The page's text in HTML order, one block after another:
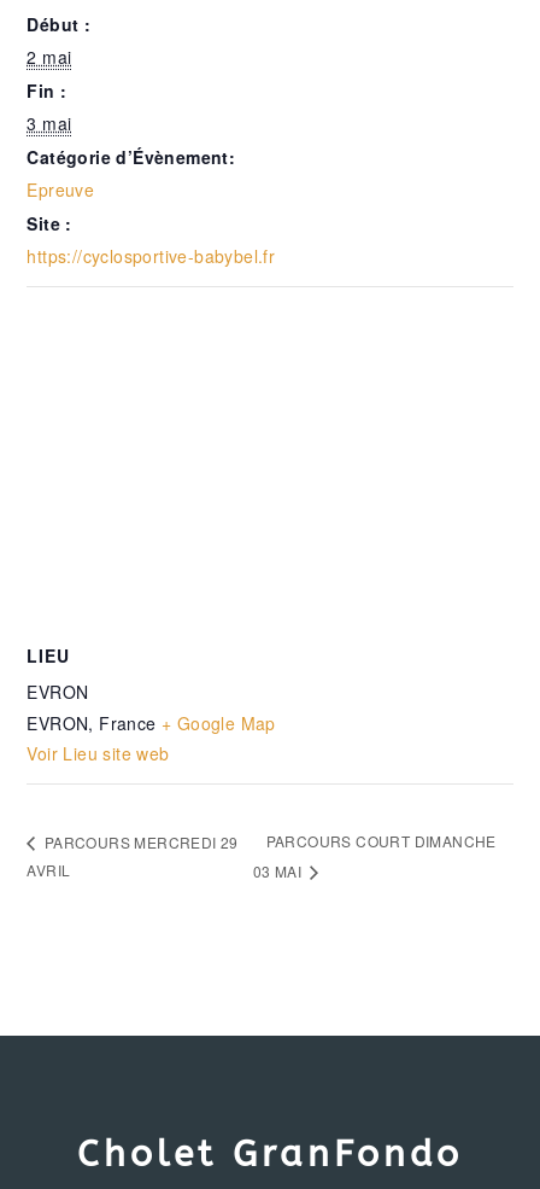
Début :
2 mai
Fin :
3 mai
Catégorie d’Évènement:
Epreuve
Site :
https://cyclosportive-babybel.fr
LIEU
EVRON
EVRON, France + Google Map
Voir Lieu site web
PARCOURS MERCREDI 29
AVRIL
PARCOURS COURT DIMANCHE
03 MAI
Cholet GranFondo